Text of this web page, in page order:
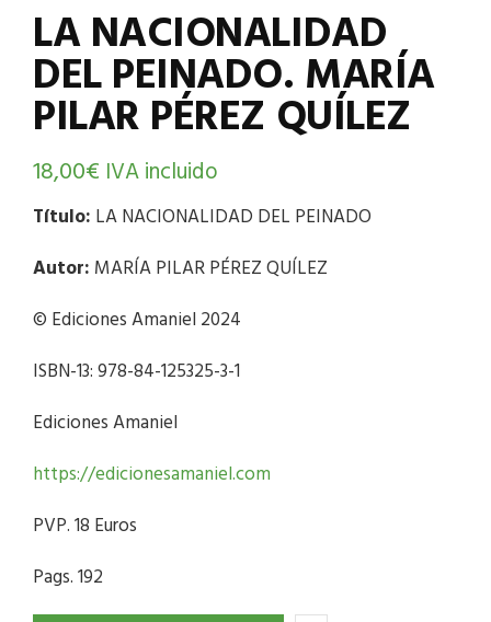
LA NACIONALIDAD
DEL PEINADO. MARÍA
PILAR PÉREZ QUÍLEZ
18,00€ IVA incluido
Título: LA NACIONALIDAD DEL PEINADO
Autor: MARÍA PILAR PÉREZ QUÍLEZ
© Ediciones Amaniel 2024
ISBN-13: 978-84-125325-3-1
Ediciones Amaniel
https://edicionesamaniel.com
PVP. 18 Euros
Pags. 192